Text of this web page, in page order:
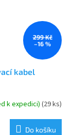
299 Kč
–16 %
kabel
k expedici)(29 ks)
Do košíku